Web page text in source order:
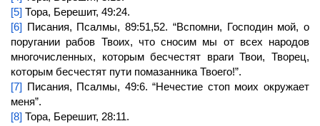
[5] Тора, Берешит, 49:24.
[6] Писания, Псалмы, 89:51,52. “Вспомни, Господин мой, о
поругании рабов Твоих, что сносим мы от всех народов
многочисленных, которым бесчестят враги Твои, Творец,
которым бесчестят пути помазанника Твоего!”.
[7] Писания, Псалмы, 49:6. “Нечестие стоп моих окружает
меня”.
[8] Тора, Берешит, 28:11.